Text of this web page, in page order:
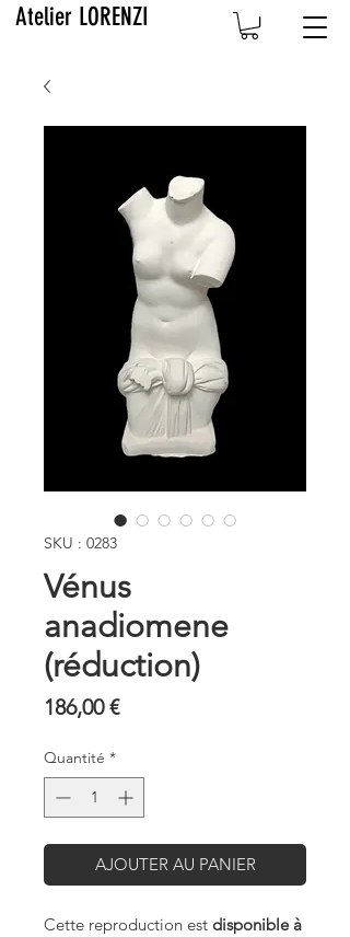
Atelier LORENZI
SKU : 0283
Vénus
anadiomene
(réduction)
186,00 €Prix
Quantité *
AJOUTER AU PANIER
Cette reproduction est disponible à